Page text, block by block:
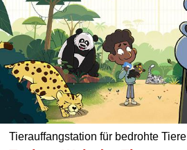
Tierauffangstation für bedrohte Tiere